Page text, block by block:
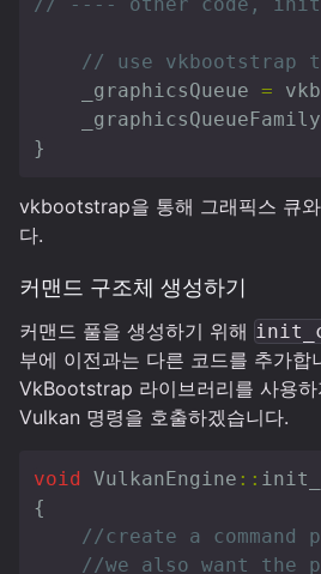
// use vkbootstrap
_graphicsQueue =
_graphicsQueueFamily
}
vkbootstrap을 통해 그래픽스 큐
다.
커맨드 구조체 생성하기
커맨드 풀을 생성하기 위해
부에 이전과는 다른 코드를 추가합
VkBootstrap 라이브러리를 사용하
Vulkan 명령을 호출하겠습니다.
void VulkanEngine ::
{
//create a command
//we also want the